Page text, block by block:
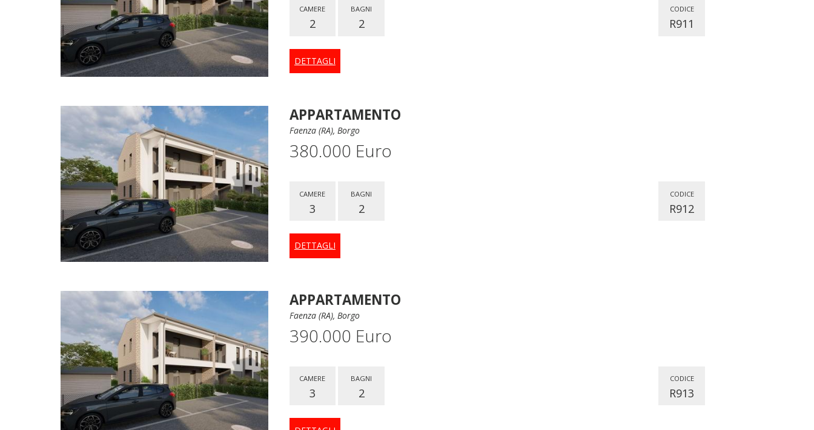
CODICE
R911
CAMERE
2
BAGNI
2
DETTAGLI
APPARTAMENTO
Faenza (RA), Borgo
380.000 Euro
CODICE
R912
CAMERE
3
BAGNI
2
DETTAGLI
APPARTAMENTO
Faenza (RA), Borgo
390.000 Euro
CODICE
R913
CAMERE
3
BAGNI
2